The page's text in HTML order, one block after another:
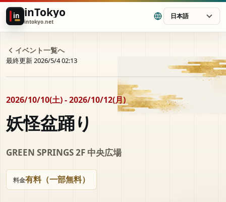
in inTokyo
intokyo.net
日本語
イベント一覧へ
最終更新 2026/5/4 02:13
2026/10/10(土) - 2026/10/12(月)
妖怪盆踊り
GREEN SPRINGS 2F 中央広場
料金有料（一部無料）